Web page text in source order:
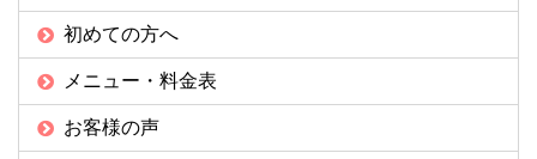
初めての方へ
メニュー・料金表
お客様の声